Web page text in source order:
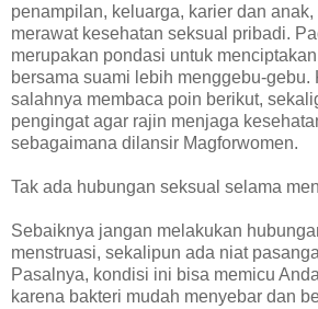
penampilan, keluarga, karier dan
merawat kesehatan seksual pribadi.
merupakan pondasi untuk
bersama suami lebih menggebu-gebu.
salahnya membaca poin berikut,
pengingat agar rajin menjaga
sebagaimana dilansir Magforwomen.
Tak ada hubungan seksual selama
Sebaiknya jangan melakukan
menstruasi, sekalipun ada niat
Pasalnya, kondisi ini bisa memicu
karena bakteri mudah menyebar dan